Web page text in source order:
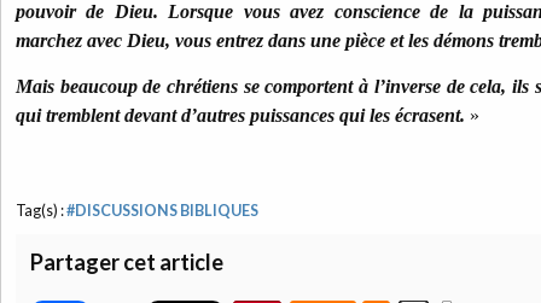
pouvoir de Dieu. Lorsque vous avez conscience de la
marchez avec Dieu, vous entrez dans une pièce et les démons
Mais beaucoup de chrétiens se comportent à l’inverse de cela, ils
qui tremblent devant d’autres puissances qui les écrasent. »
Tag(s) :#DISCUSSIONS BIBLIQUES
Partager cet article